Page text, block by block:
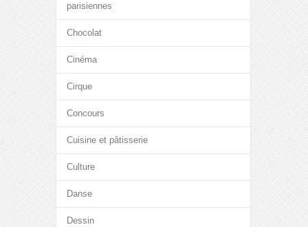
parisiennes
Chocolat
Cinéma
Cirque
Concours
Cuisine et pâtisserie
Culture
Danse
Dessin